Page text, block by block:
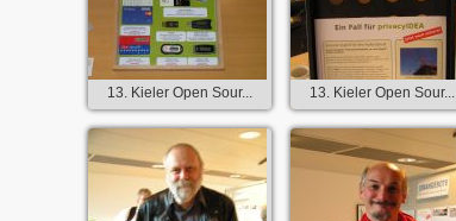
13. Kieler Open Sour... 13. Kieler Open Sour...